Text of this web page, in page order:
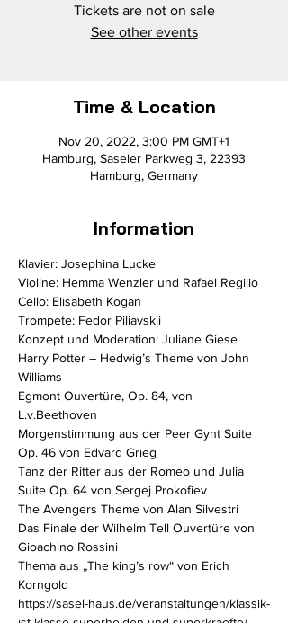
Tickets are not on sale
See other events
Time & Location
Nov 20, 2022, 3:00 PM GMT+1
Hamburg, Saseler Parkweg 3, 22393
Hamburg, Germany
Information
Klavier: Josephina Lucke
Violine: Hemma Wenzler und Rafael Regilio
Cello: Elisabeth Kogan
Trompete: Fedor Piliavskii
Konzept und Moderation: Juliane Giese
Harry Potter – Hedwig’s Theme von John
Williams
Egmont Ouvertüre, Op. 84, von
L.v.Beethoven
Morgenstimmung aus der Peer Gynt Suite
Op. 46 von Edvard Grieg
Tanz der Ritter aus der Romeo und Julia
Suite Op. 64 von Sergej Prokofiev
The Avengers Theme von Alan Silvestri
Das Finale der Wilhelm Tell Ouvertüre von
Gioachino Rossini
Thema aus „The king’s row“ von Erich
Korngold
https://sasel-haus.de/veranstaltungen/klassik-